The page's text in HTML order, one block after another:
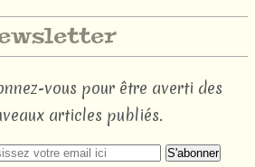
vous pour être averti des
articles publiés.